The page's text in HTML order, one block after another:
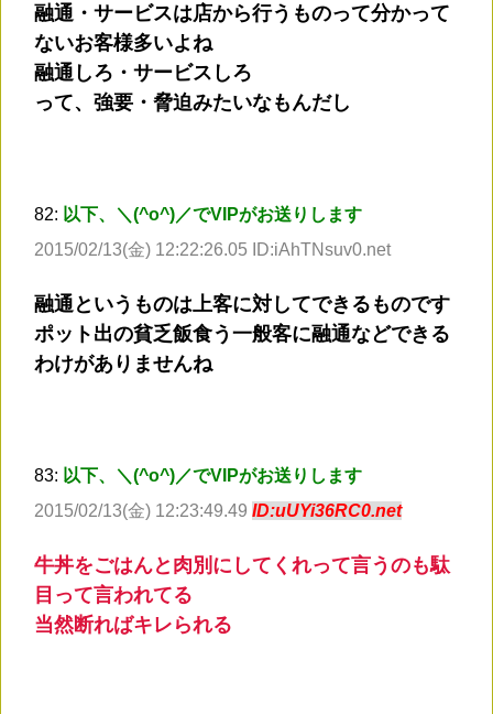
融通・サービスは店から行うものって分かって
ないお客様多いよね
融通しろ・サービスしろ
って、強要・脅迫みたいなもんだし
82: 以下、＼(^o^)／でVIPがお送りします
2015/02/13(金) 12:22:26.05 ID:iAhTNsuv0.net
融通というものは上客に対してできるものです
ポット出の貧乏飯食う一般客に融通などできる
わけがありませんね
83: 以下、＼(^o^)／でVIPがお送りします
2015/02/13(金) 12:23:49.49 ID:uUYi36RC0.net
牛丼をごはんと肉別にしてくれって言うのも駄
目って言われてる
当然断ればキレられる